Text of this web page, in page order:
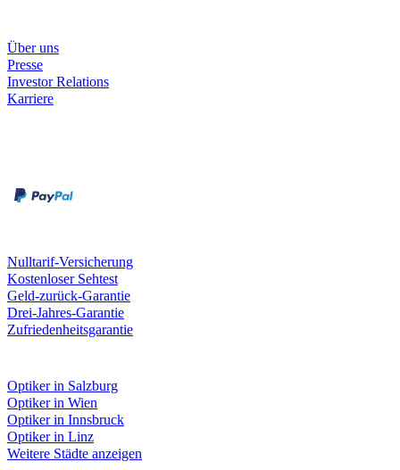
Über uns
Presse
Investor Relations
Karriere
Nulltarif-Versicherung
Kostenloser Sehtest
Geld-zurück-Garantie
Drei-Jahres-Garantie
Zufriedenheitsgarantie
Optiker in Salzburg
Optiker in Wien
Optiker in Innsbruck
Optiker in Linz
Weitere Städte anzeigen